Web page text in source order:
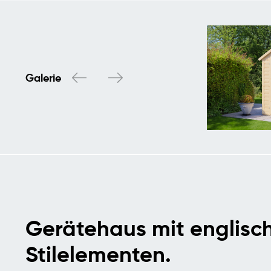
Galerie
Gerätehaus mit
Stilelementen.